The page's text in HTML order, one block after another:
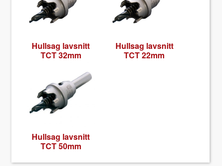
Hull­sag lavs­nitt
TCT 32mm
Hull­sag lavs­nitt
TCT 22mm
Hull­sag lavs­nitt
TCT 50mm